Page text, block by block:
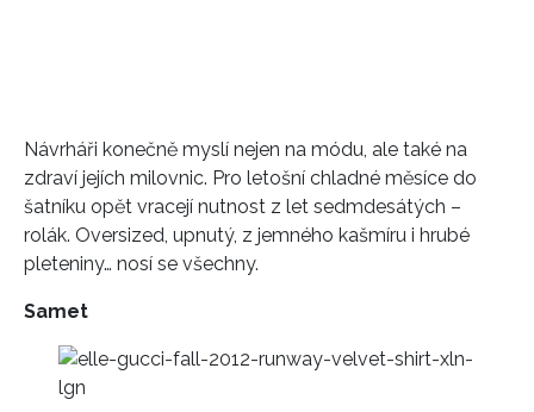
Návrháři konečně myslí nejen na módu, ale také na
zdraví jejích milovnic. Pro letošní chladné měsíce do
šatníku opět vracejí nutnost z let sedmdesátých –
rolák. Oversized, upnutý, z jemného kašmíru i hrubé
pleteniny… nosí se všechny.
Samet